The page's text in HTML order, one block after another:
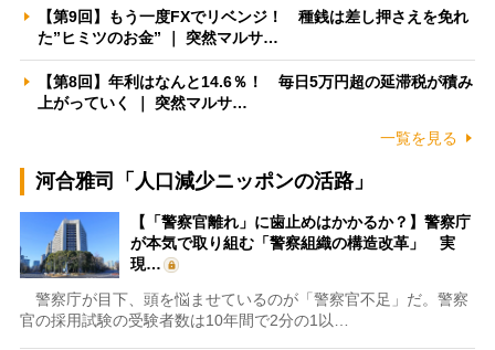
【第9回】もう一度FXでリベンジ！ 種銭は差し押さえを免れ
た”ヒミツのお金” ｜ 突然マルサ…
【第8回】年利はなんと14.6％！ 毎日5万円超の延滞税が積み
上がっていく ｜ 突然マルサ…
一覧を見る
河合雅司「人口減少ニッポンの活路」
【「警察官離れ」に歯止めはかかるか？】警察庁
が本気で取り組む「警察組織の構造改革」 実
現…
警察庁が目下、頭を悩ませているのが「警察官不足」だ。警察
官の採用試験の受験者数は10年間で2分の1以…